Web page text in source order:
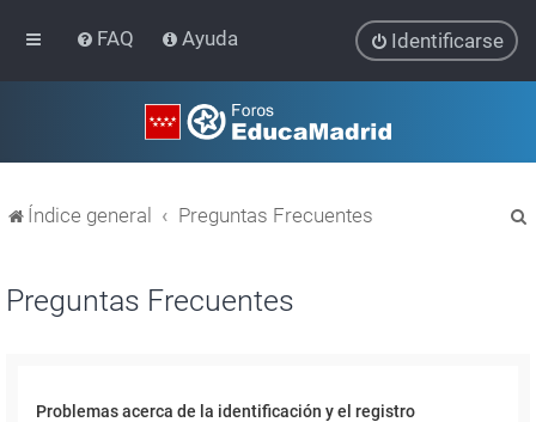
FAQ Ayuda Identificarse
Índice general Preguntas Frecuentes
Preguntas Frecuentes
Problemas acerca de la identificación y el registro